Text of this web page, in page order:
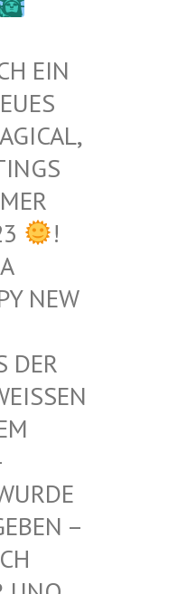
EIN
!
NEW
DER
M
D
B
– I
M